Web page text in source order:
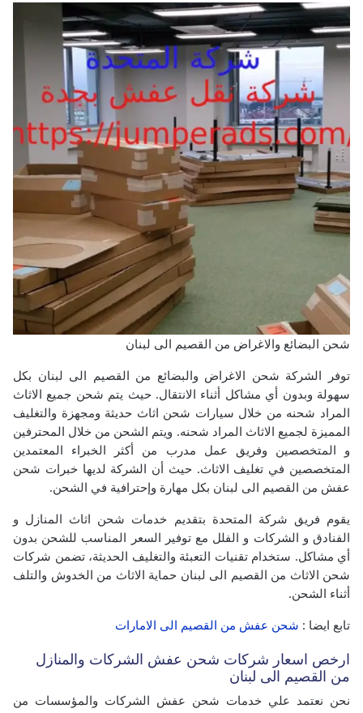
شحن البضائع والاغراض من القصيم الى لبنان
توفر الشركة شحن الاغراض والبضائع من القصيم الى لبنان بكل
سهولة وبدون أي مشاكل أثناء الانتقال. حيث يتم شحن جميع الاثاث
المراد شحنه من خلال سيارات شحن اثاث حديثة ومجهزة والتغليف
المميزة لجميع الاثاث المراد شحنه. ويتم الشحن من خلال المحترفين
و المتخصصين وفريق عمل مدرب من أكثر الخبراء المعتمدين
المتخصصين في تغليف الاثاث. حيث أن الشركة لديها خبرات شحن
عفش من القصيم الى لبنان بكل مهارة وإحترافية في الشحن.
يقوم فريق شركة المتحدة بتقديم خدمات شحن اثاث المنازل و
الفنادق و الشركات و الفلل مع توفير السعر المناسب للشحن بدون
أي مشاكل. ستخدام تقنيات التعبئة والتغليف الحديثة، تضمن شركات
شحن الاثاث من القصيم الى لبنان حماية الاثاث من الخدوش والتلف
أثناء الشحن.
تابع ايضا : شحن عفش من القصيم الى الامارات
ارخص اسعار شركات شحن عفش الشركات والمنازل
من القصيم الى لبنان
نحن نعتمد علي خدمات شحن عفش الشركات والمؤسسات من